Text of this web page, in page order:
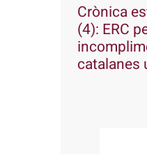
Crònica
(4): ERC
catalanes